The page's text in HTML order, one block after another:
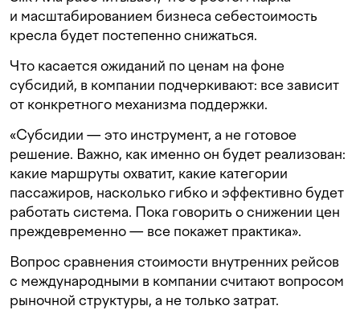
и масштабированием бизнеса себестоимость
кресла будет постепенно снижаться.
Что касается ожиданий по ценам на фоне
субсидий, в компании подчеркивают: все зависит
от конкретного механизма поддержки.
«Субсидии — это инструмент, а не готовое
решение. Важно, как именно он будет реализован:
какие маршруты охватит, какие категории
пассажиров, насколько гибко и эффективно будет
работать система. Пока говорить о снижении цен
преждевременно — все покажет практика».
Вопрос сравнения стоимости внутренних рейсов
с международными в компании считают вопросом
рыночной структуры, а не только затрат.